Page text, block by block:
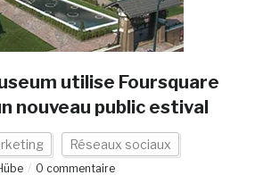
utilise Foursquare
nouveau public estival
Réseaux sociaux
0 commentaire